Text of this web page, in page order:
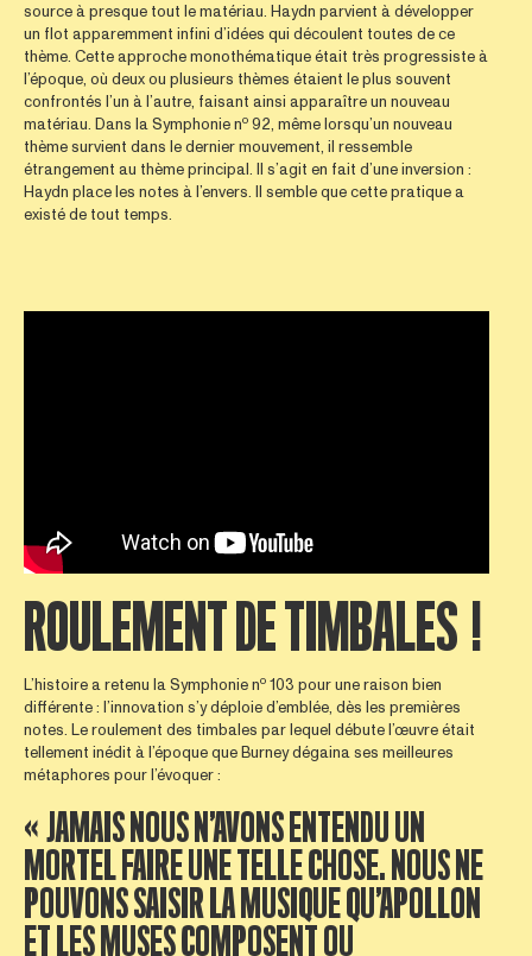
source à presque tout le matériau. Haydn parvient à développer
un flot apparemment infini d’idées qui découlent toutes de ce
thème. Cette approche monothématique était très progressiste à
l’époque, où deux ou plusieurs thèmes étaient le plus souvent
confrontés l’un à l’autre, faisant ainsi apparaître un nouveau
matériau. Dans la Symphonie no92, même lorsqu’un nouveau
thème survient dans le dernier mouvement, il ressemble
étrangement au thème principal. Il s’agit en fait d’une inversion :
Haydn place les notes à l’envers. Il semble que cette pratique a
existé de tout temps.
ROULEMENT DE TIMBALES !
L’histoire a retenu la Symphonie no103 pour une raison bien
différente : l’innovation s’y déploie d’emblée, dès les premières
notes. Le roulement des timbales par lequel débute l’œuvre était
tellement inédit à l’époque que Burney dégaina ses meilleures
métaphores pour l’évoquer :
« JAMAIS NOUS N’AVONS ENTENDU UN
MORTEL FAIRE UNE TELLE CHOSE. NOUS NE
POUVONS SAISIR LA MUSIQUE QU’APOLLON
ET LES MUSES COMPOSENT OU